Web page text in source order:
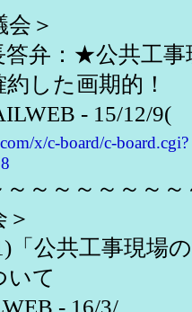
＞
弁：★公共工事
した画期的！
- 15/12/9(
x/c-board/c-board.cgi?
～～～～～～～
公共工事現場
いて